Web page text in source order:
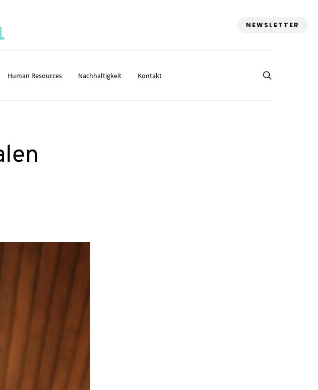
NEWSLETTER
Human Resources Nachhaltigkeit Kontakt